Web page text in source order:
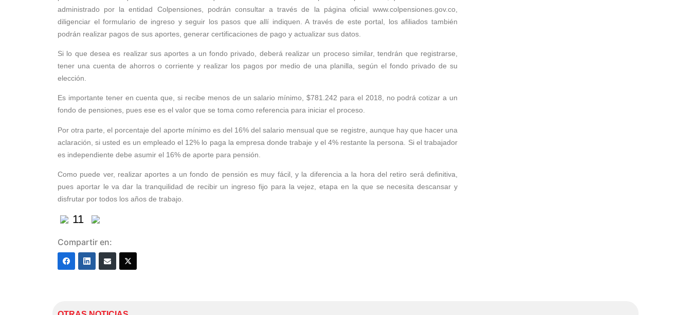
administrado por la entidad Colpensiones, podrán consultar a través de la página oficial www.colpensiones.gov.co,
diligenciar el formulario de ingreso y seguir los pasos que allí indiquen. A través de este portal, los afiliados también
podrán realizar pagos de sus aportes, generar certificaciones de pago y actualizar sus datos.
Si lo que desea es realizar sus aportes a un fondo privado, deberá realizar un proceso similar, tendrán que registrarse,
tener una cuenta de ahorros o corriente y realizar los pagos por medio de una planilla, según el fondo privado de su
elección.
Es importante tener en cuenta que, si recibe menos de un salario mínimo, $781.242 para el 2018, no podrá cotizar a un
fondo de pensiones, pues ese es el valor que se toma como referencia para iniciar el proceso.
Por otra parte, el porcentaje del aporte mínimo es del 16% del salario mensual que se registre, aunque hay que hacer una
aclaración, si usted es un empleado el 12% lo paga la empresa donde trabaje y el 4% restante la persona. Si el trabajador
es independiente debe asumir el 16% de aporte para pensión.
Como puede ver, realizar aportes a un fondo de pensión es muy fácil, y la diferencia a la hora del retiro será definitiva,
pues aportar le va dar la tranquilidad de recibir un ingreso fijo para la vejez, etapa en la que se necesita descansar y
disfrutar por todos los años de trabajo.
11
Compartir en: